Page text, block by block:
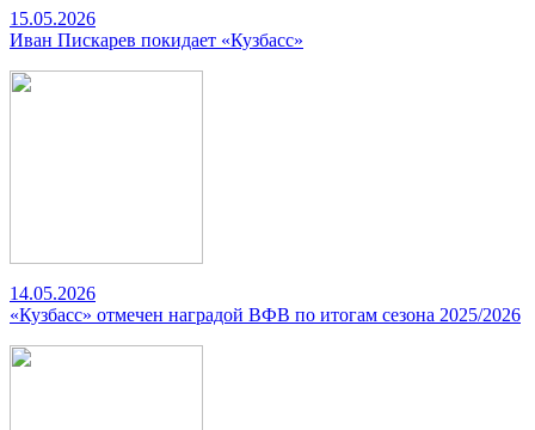
15.05.2026
Иван Пискарев покидает «Кузбасс»
14.05.2026
«Кузбасс» отмечен наградой ВФВ по итогам сезона 2025/2026